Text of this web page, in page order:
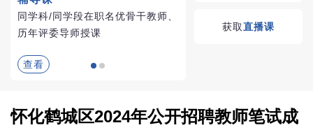
同学科/同学段在职名优骨干教师、
历年评委导师授课
查看
获取直播课
怀化鹤城区2024年公开招聘教师笔试成